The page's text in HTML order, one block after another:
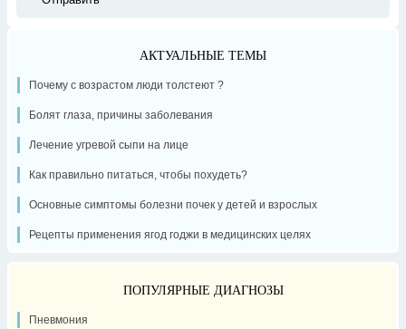
АКТУАЛЬНЫЕ ТЕМЫ
Почему с возрастом люди толстеют ?
Болят глаза, причины заболевания
Лечение угревой сыпи на лице
Как правильно питаться, чтобы похудеть?
Основные симптомы болезни почек у детей и взрослых
Рецепты применения ягод годжи в медицинских целях
ПОПУЛЯРНЫЕ ДИАГНОЗЫ
Пневмония